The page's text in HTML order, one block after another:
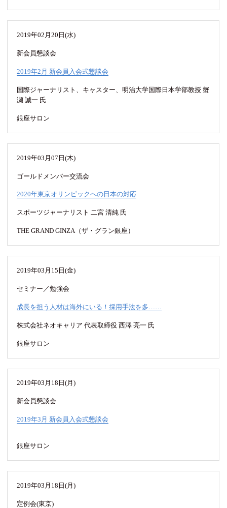
2019年02月20日(水)
新会員懇談会
2019年2月 新会員入会式懇談会
国際ジャーナリスト、キャスター、明治大学国際日本学部教授 蟹
瀬 誠一 氏
銀座サロン
2019年03月07日(木)
ゴールドメンバー交流会
2020年東京オリンピックへの日本の対応
スポーツジャーナリスト 二宮 清純 氏
THE GRAND GINZA（ザ・グラン銀座）
2019年03月15日(金)
セミナー／勉強会
成長を担う人材は海外にいる！採用手法を多……
株式会社ネオキャリア 代表取締役 西澤 亮一 氏
銀座サロン
2019年03月18日(月)
新会員懇談会
2019年3月 新会員入会式懇談会
銀座サロン
2019年03月18日(月)
定例会(東京)